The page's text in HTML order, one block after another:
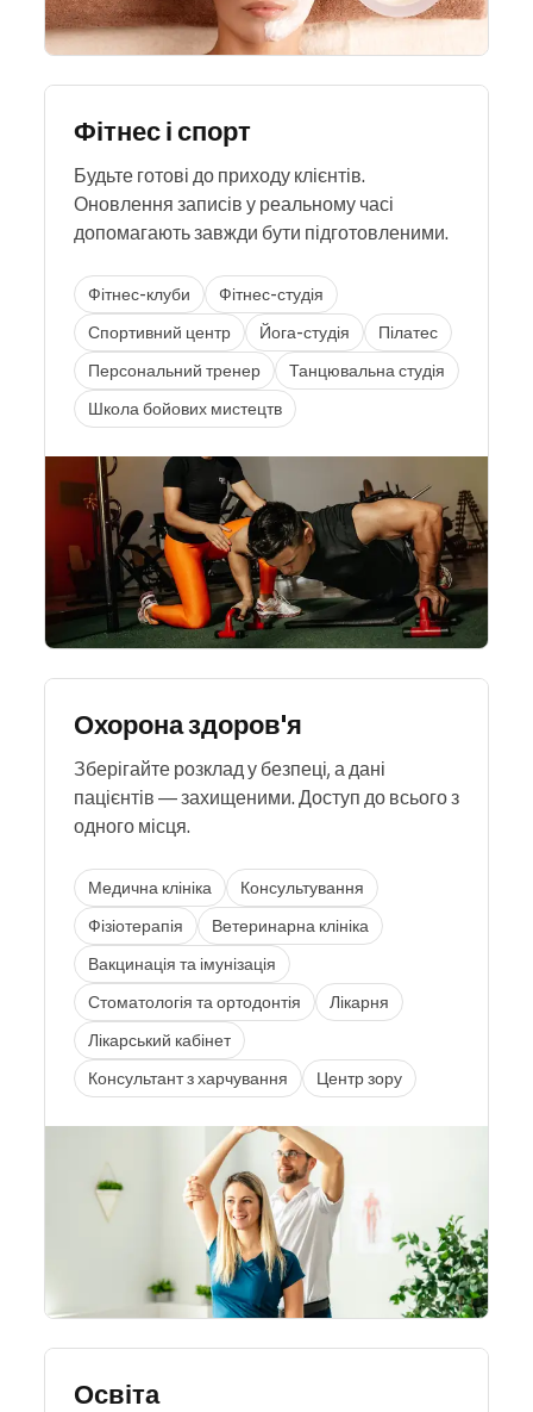
Фітнес і спорт
Будьте готові до приходу клієнтів.
Оновлення записів у реальному часі
допомагають завжди бути підготовленими.
Фітнес-клуби
Фітнес-студія
Спортивний центр
Йога-студія
Пілатес
Персональний тренер
Танцювальна студія
Школа бойових мистецтв
Охорона здоров'я
Зберігайте розклад у безпеці, а дані
пацієнтів — захищеними. Доступ до всього з
одного місця.
Медична клініка
Консультування
Фізіотерапія
Ветеринарна клініка
Вакцинація та імунізація
Стоматологія та ортодонтія
Лікарня
Лікарський кабінет
Консультант з харчування
Центр зору
Освіта